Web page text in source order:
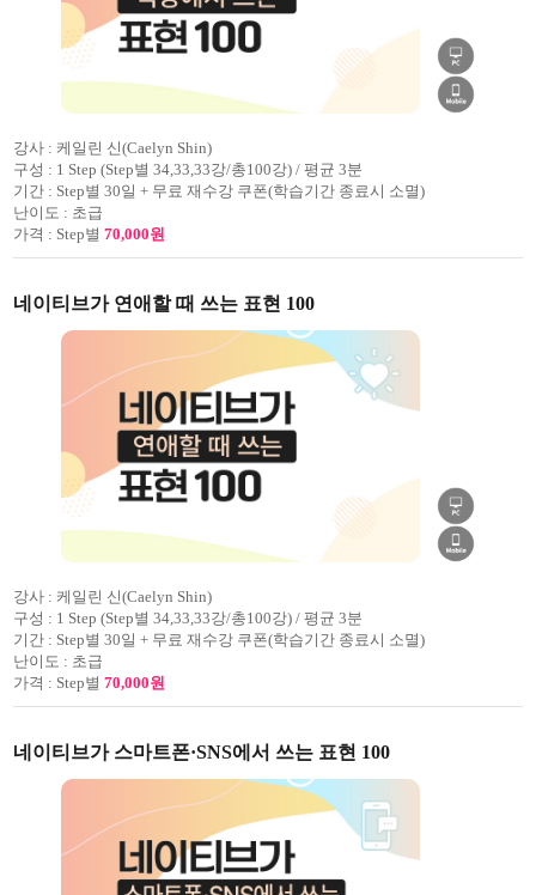
강사 : 케일린 신(Caelyn Shin)
구성 : 1 Step (Step별 34,33,33강/총100강) / 평균 3분
기간 : Step별 30일 + 무료 재수강 쿠폰(학습기간 종료시 소멸)
난이도 : 초급
가격 : Step별 70,000원
네이티브가 연애할 때 쓰는 표현 100
강사 : 케일린 신(Caelyn Shin)
구성 : 1 Step (Step별 34,33,33강/총100강) / 평균 3분
기간 : Step별 30일 + 무료 재수강 쿠폰(학습기간 종료시 소멸)
난이도 : 초급
가격 : Step별 70,000원
네이티브가 스마트폰·SNS에서 쓰는 표현 100